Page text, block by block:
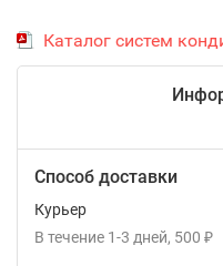
Каталог систем
Способ доставки
Курьер
В течение 1-3 дней 500 ₽